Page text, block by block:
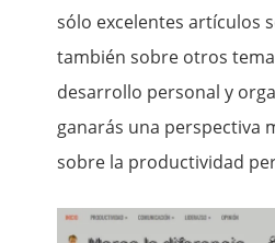
sólo excelentes artículos
también sobre otros
desarrollo personal y
ganarás una perspectiva
sobre la productividad